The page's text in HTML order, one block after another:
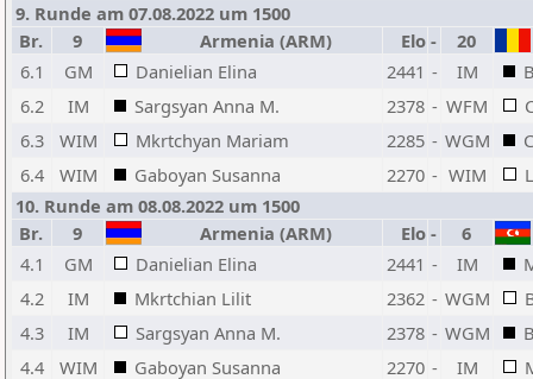
9. Runde am 07.08.2022 um 1500
Br.
9 Armenia (ARM) Elo -
20
6.1
GM Danielian Elina 2441 - IM
6.2
IM Sargsyan Anna M. 2378 - WFM
6.3
WIM Mkrtchyan Mariam 2285 - WGM
6.4
WIM Gaboyan Susanna 2270 - WIM
10. Runde am 08.08.2022 um 1500
Br.
9 Armenia (ARM) Elo -
6
4.1
GM Danielian Elina 2441 - IM
4.2
IM Mkrtchian Lilit 2362 - WGM
4.3
IM Sargsyan Anna M. 2378 - WGM
4.4
WIM Gaboyan Susanna 2270 - IM